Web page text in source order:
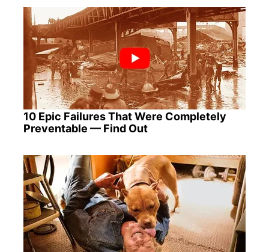
10 Epic Failures That Were Completely
Preventable — Find Out